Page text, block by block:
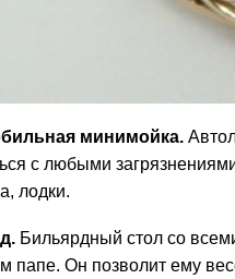
минимойка.
с любыми
лодки.
Бильярдный стол со
папе. Он позволит ему